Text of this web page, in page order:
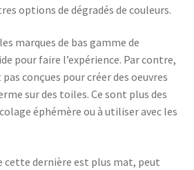
options de dégradés de couleurs.
marques de bas gamme de
pour faire l’expérience. Par contre,
conçues pour créer des oeuvres
sur des toiles. Ce sont plus des
éphémère ou à utiliser avec les
cette dernière est plus mat, peut